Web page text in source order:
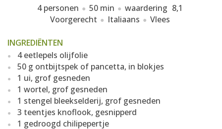
4 personen 50 min waardering 8,1
Voorgerecht
Italiaans Vlees
INGREDIËNTEN
4 eetlepels olijfolie
50 g ontbijtspek of pancetta, in blokjes
1 ui, grof gesneden
1 wortel, grof gesneden
1 stengel bleekselderij, grof gesneden
3 teentjes knoflook, gesnipperd
1 gedroogd chilipepertje